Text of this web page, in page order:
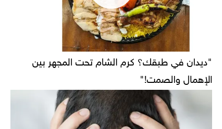
"ديدان في طبقك؟ كرم الشام تحت المجهر بين
الإهمال والصمت!"